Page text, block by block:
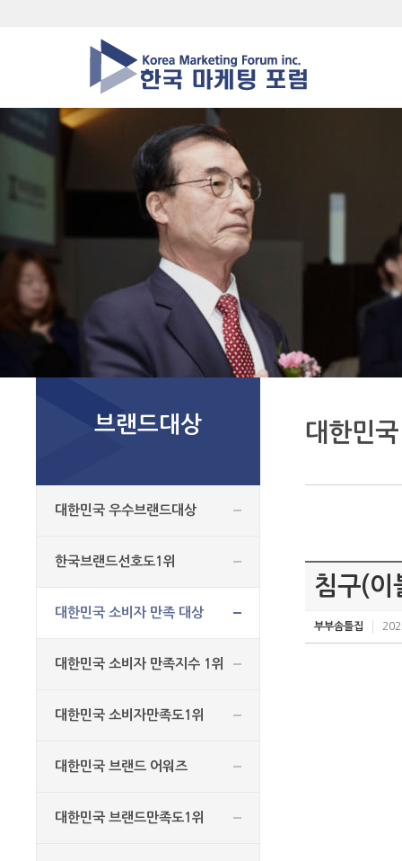
브랜드대상
대한민국 우수브랜드대상
한국브랜드선호도1위
대한민국 소비자 만족 대상
대한민국 소비자 만족지수 1위
대한민국 소비자만족도1위
대한민국 브랜드 어워즈
대한민국 브랜드만족도1위
대한민
침구(이
부부솜틀집